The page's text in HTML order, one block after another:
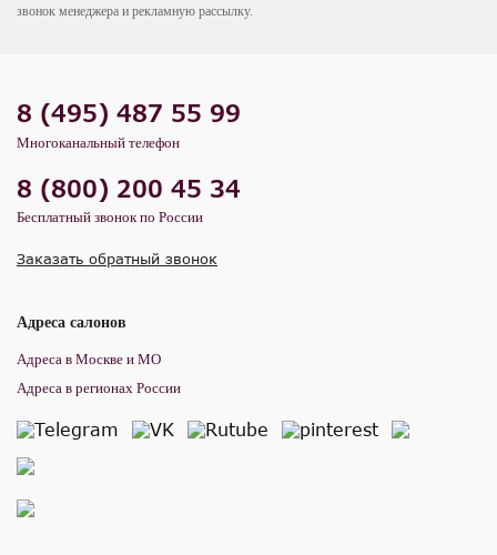
звонок менеджера и рекламную рассылку.
8 (495) 487 55 99
Многоканальный телефон
8 (800) 200 45 34
Бесплатный звонок по России
Заказать обратный звонок
Адреса салонов
Адреса в Москве и МО
Адреса в регионах России